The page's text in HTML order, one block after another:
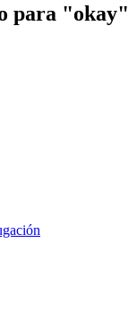
para "okay"